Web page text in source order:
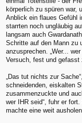
körperlich zu spüren war,
Anblick ein flaues Gefühl
starrten noch ungläubig
langsam auch
Schritte auf den Mann zu
anzusprechen. „Wer...
Versuch, fest und gefasst
„Das tut nichts zur
schneidenden, eiskalten
zusammenzuckte und
wer IHR seid“, fuhr er
machte eine weit